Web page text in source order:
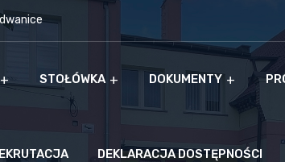
STOŁÓWKA DOKUMENTY
DEKLARACJA DOSTĘPNOŚCI